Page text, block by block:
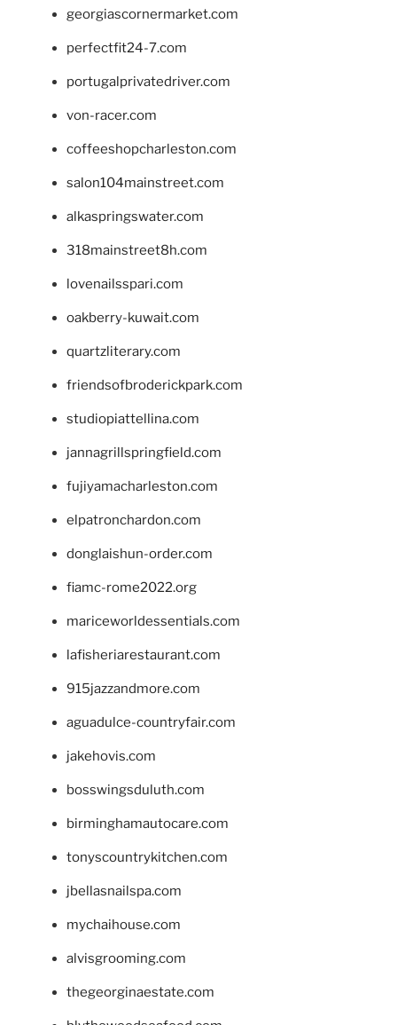
georgiascornermarket.com
perfectfit24-7.com
portugalprivatedriver.com
von-racer.com
coffeeshopcharleston.com
salon104mainstreet.com
alkaspringswater.com
318mainstreet8h.com
lovenailsspari.com
oakberry-kuwait.com
quartzliterary.com
friendsofbroderickpark.com
studiopiattellina.com
jannagrillspringfield.com
fujiyamacharleston.com
elpatronchardon.com
donglaishun-order.com
fiamc-rome2022.org
mariceworldessentials.com
lafisheriarestaurant.com
915jazzandmore.com
aguadulce-countryfair.com
jakehovis.com
bosswingsduluth.com
birminghamautocare.com
tonyscountrykitchen.com
jbellasnailspa.com
mychaihouse.com
alvisgrooming.com
thegeorginaestate.com